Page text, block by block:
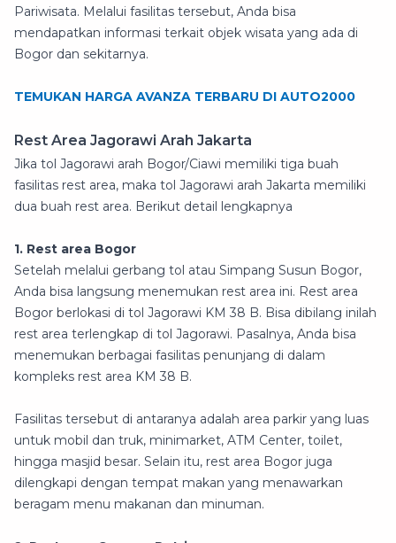
Pariwisata. Melalui fasilitas tersebut, Anda bisa
mendapatkan informasi terkait objek wisata yang ada di
Bogor dan sekitarnya.
TEMUKAN HARGA AVANZA TERBARU DI AUTO2000
Rest Area Jagorawi Arah Jakarta
Jika tol Jagorawi arah Bogor/Ciawi memiliki tiga buah
fasilitas rest area, maka tol Jagorawi arah Jakarta memiliki
dua buah rest area. Berikut detail lengkapnya
1. Rest area Bogor
Setelah melalui gerbang tol atau Simpang Susun Bogor,
Anda bisa langsung menemukan rest area ini. Rest area
Bogor berlokasi di tol Jagorawi KM 38 B. Bisa dibilang inilah
rest area terlengkap di tol Jagorawi. Pasalnya, Anda bisa
menemukan berbagai fasilitas penunjang di dalam
kompleks rest area KM 38 B.
Fasilitas tersebut di antaranya adalah area parkir yang luas
untuk mobil dan truk, minimarket, ATM Center, toilet,
hingga masjid besar. Selain itu, rest area Bogor juga
dilengkapi dengan tempat makan yang menawarkan
beragam menu makanan dan minuman.